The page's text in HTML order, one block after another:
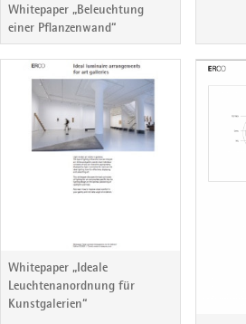
Whitepaper „Beleuchtung
einer Pflanzenwand“
Whitepaper „Ideale
Leuchtenanordnung für
Kunstgalerien“